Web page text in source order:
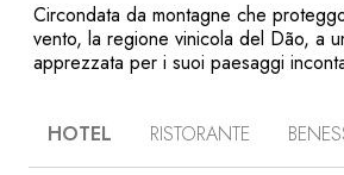
Circondata da montagne che
vento, la regione vinicola del Dão, a
apprezzata per i suoi paesaggi
in un contesto che celebra l’arte e
HOTEL RISTORANTE